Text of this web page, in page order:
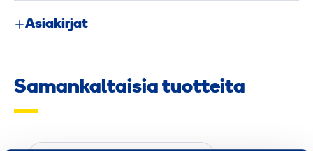
Asiakirjat
Samankaltaisia tuotteita